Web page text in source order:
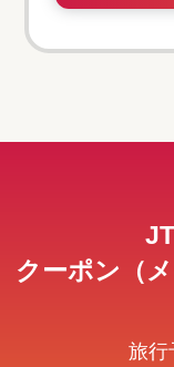
クーポン（
旅行